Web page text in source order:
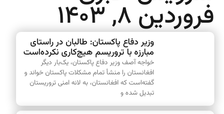
فروردین ۸, ۱۴۰۳
وزیر دفاع پاکستان: طالبان در راستای
مبارزه با تروریسم هیچ‌کاری نکرده‌است
خواجه آصف وزیر دفاع پاکستان، یک‌بار دیگر
افغانستان را منشأ تمام مشکلات پاکستان خواند و
گفته‌است که افغانستان، به لانه امنی تروریستان
تبدیل شده و